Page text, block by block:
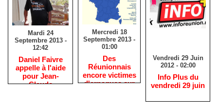
Mardi 24
Septembre 2013 -
12:42
Daniel Faivre
appelle à l'aide
pour Jean-
Claude
Mercredi 18
Septembre 2013 -
01:00
Des
Réunionnais
encore victimes
d'arnaques sur
Vendredi 29 Juin
2012 - 02:00
Info Plus du
vendredi 29 juin